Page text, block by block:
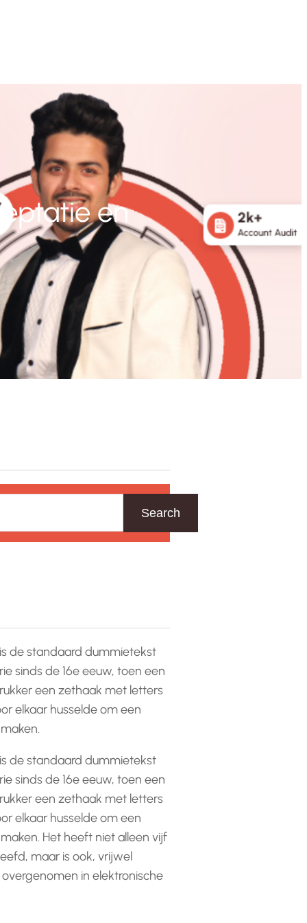
en
Search
de standaard dummietekst
sinds de 16e eeuw, toen een
een zethaak met letters
elkaar husselde om een
de standaard dummietekst
sinds de 16e eeuw, toen een
een zethaak met letters
elkaar husselde om een
Het heeft niet alleen vijf
maar is ook, vrijwel
in elektronische